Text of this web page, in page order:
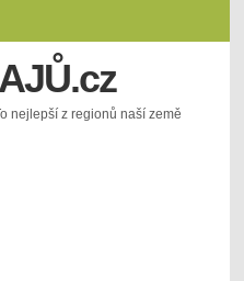
nejlepší z regionů naší země